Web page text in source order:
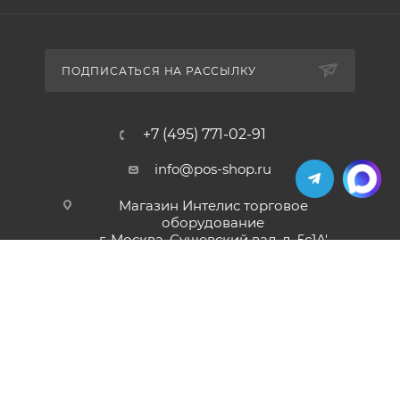
ПОДПИСАТЬСЯ НА РАССЫЛКУ
+7 (495) 771-02-91
info@pos-shop.ru
Магазин Интелис торговое
оборудование
г. Москва, Сущевский вал, д. 5с1А'